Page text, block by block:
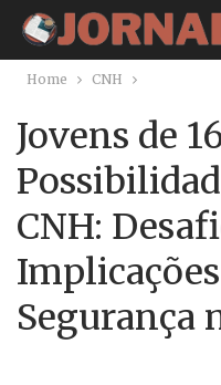
Home CNH
Jovens de
CNH:
Segurança